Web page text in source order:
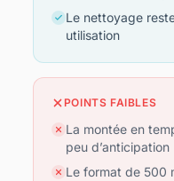
Le nettoyage
utilisation
POINTS FAIBLES
La montée en
peu d’anticipation
Le format de 500